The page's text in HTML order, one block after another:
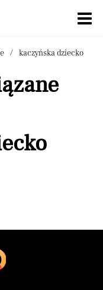
kaczyńska dziecko